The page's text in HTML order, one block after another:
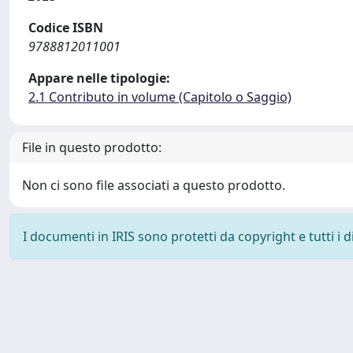
Codice ISBN
9788812011001
Appare nelle tipologie:
2.1 Contributo in volume (Capitolo o Saggio)
File in questo prodotto:
Non ci sono file associati a questo prodotto.
I documenti in IRIS sono protetti da copyright e tutti i